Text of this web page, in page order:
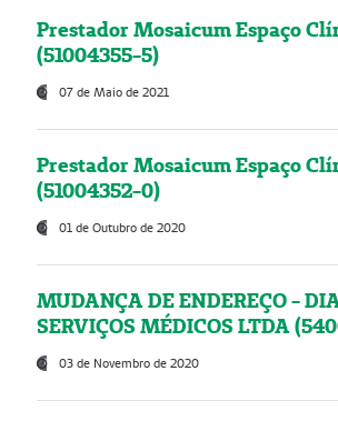
Prestador Mosaicum Espaço
(51004355-5)
07 de Maio de 2021
Prestador Mosaicum Espaço
(51004352-0)
01 de Outubro de 2020
MUDANÇA DE ENDEREÇO -
SERVIÇOS MÉDICOS LTDA
03 de Novembro de 2020